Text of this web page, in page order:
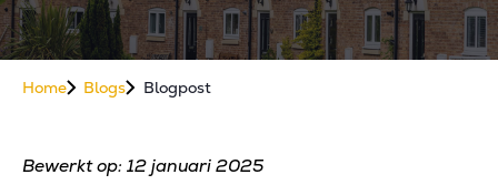
Home Blogs Blogpost
Bewerkt op: 12 januari 2025